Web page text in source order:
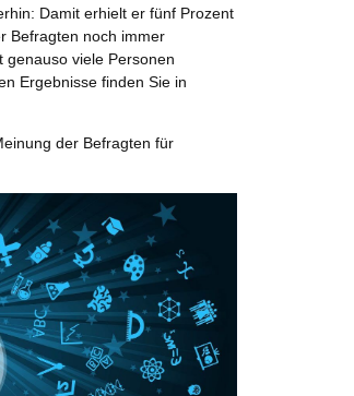
Damit erhielt er fünf Prozent
Befragten noch immer
viele Personen
Ergebnisse finden Sie in
der Befragten für